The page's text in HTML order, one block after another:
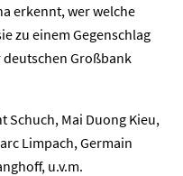
erkennt, wer welche
zu einem Gegenschlag
Großbank
Schuch, Mai Duong Kieu,
Limpach, Germain
u.v.m.